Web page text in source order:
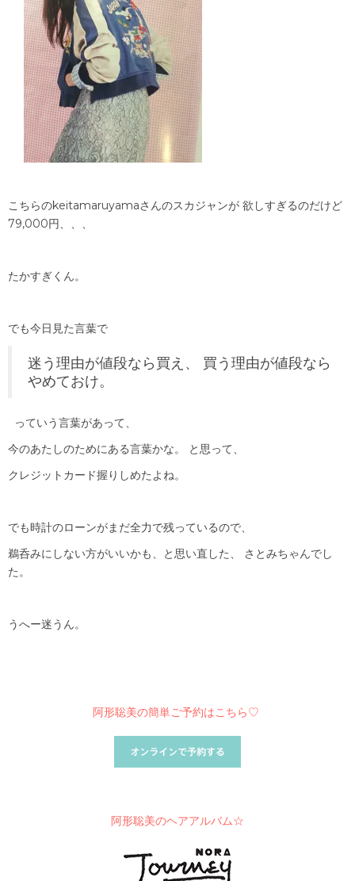
こちらのkeitamaruyamaさんのスカジャンが 欲しすぎるのだけど
79,000円、、、
たかすぎくん。
でも今日見た言葉で
迷う理由が値段なら買え、 買う理由が値段なら
やめておけ。
っていう言葉があって、
今のあたしのためにある言葉かな。 と思って、
クレジットカード握りしめたよね。
でも時計のローンがまだ全力で残っているので、
鵜呑みにしない方がいいかも、と思い直した、 さとみちゃんでし
た。
うへー迷うん。
阿形聡美の簡単ご予約はこちら♡
阿形聡美のヘアアルバム☆